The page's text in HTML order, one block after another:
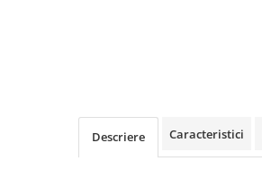
Descriere Caracteristici